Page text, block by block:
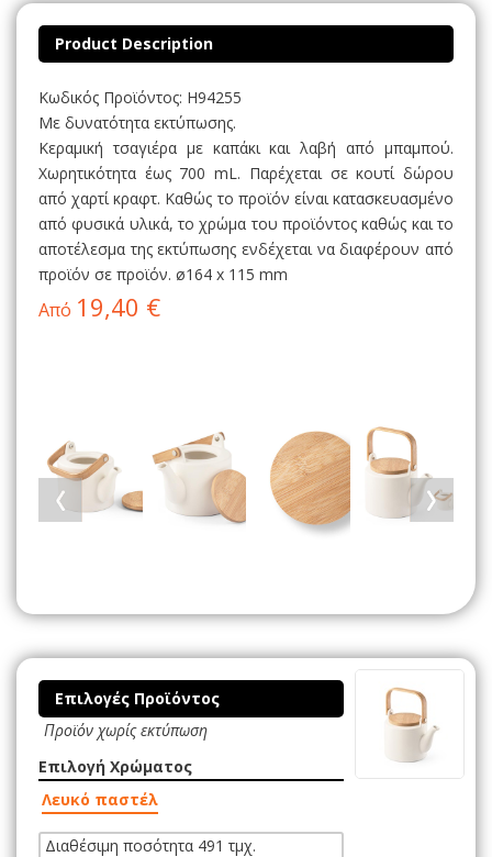
Product Description
Κωδικός Προϊόντος: H94255
Με δυνατότητα εκτύπωσης.
Κεραμική τσαγιέρα με καπάκι και λαβή από μπαμπού.
Χωρητικότητα έως 700 mL. Παρέχεται σε κουτί δώρου
από χαρτί κραφτ. Καθώς το προϊόν είναι κατασκευασμένο
από φυσικά υλικά, το χρώμα του προϊόντος καθώς και το
αποτέλεσμα της εκτύπωσης ενδέχεται να διαφέρουν από
προϊόν σε προϊόν. ø164 x 115 mm
Από 19,40 €
Επιλογές Προϊόντος
Προϊόν χωρίς εκτύπωση
Επιλογή Χρώματος
Λευκό παστέλ
Διαθέσιμη ποσότητα 491 τμχ.